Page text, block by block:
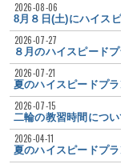
8月８日(土)にハイス
2026-08-06
８月のハイスピード
2026-07-27
夏のハイスピードプ
2026-07-21
二輪の教習時間につい
2026-07-15
夏のハイスピードプラ
2026-04-11